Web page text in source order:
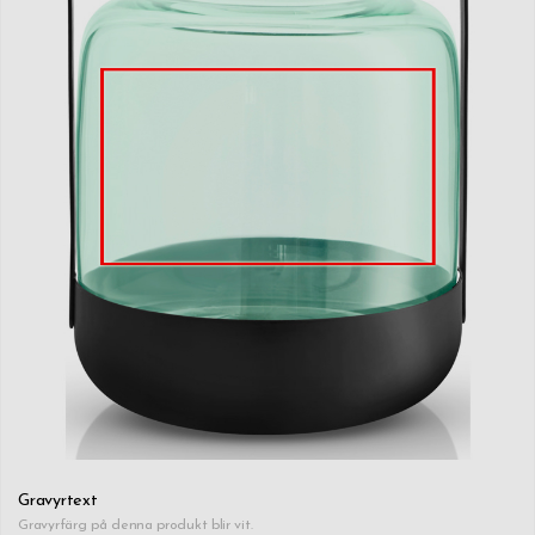
Gravyrtext
Gravyrfärg på denna produkt blir vit.